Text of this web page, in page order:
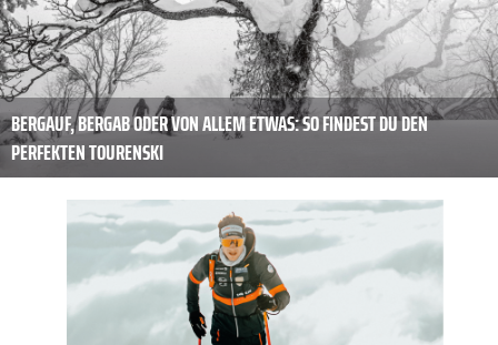
BERGAUF, BERGAB ODER VON ALLEM ETWAS: SO FINDEST DU DEN
PERFEKTEN TOURENSKI